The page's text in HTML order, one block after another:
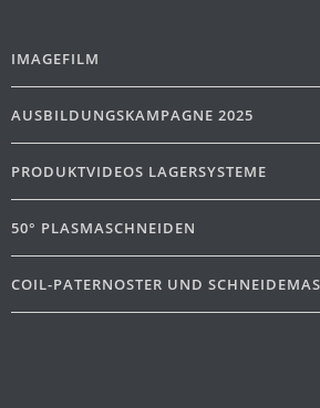
IMAGEFILM
AUSBILDUNGSKAMPAGNE 2025
PRODUKTVIDEOS LAGERSYSTEME
50° PLASMASCHNEIDEN
COIL-PATERNOSTER UND